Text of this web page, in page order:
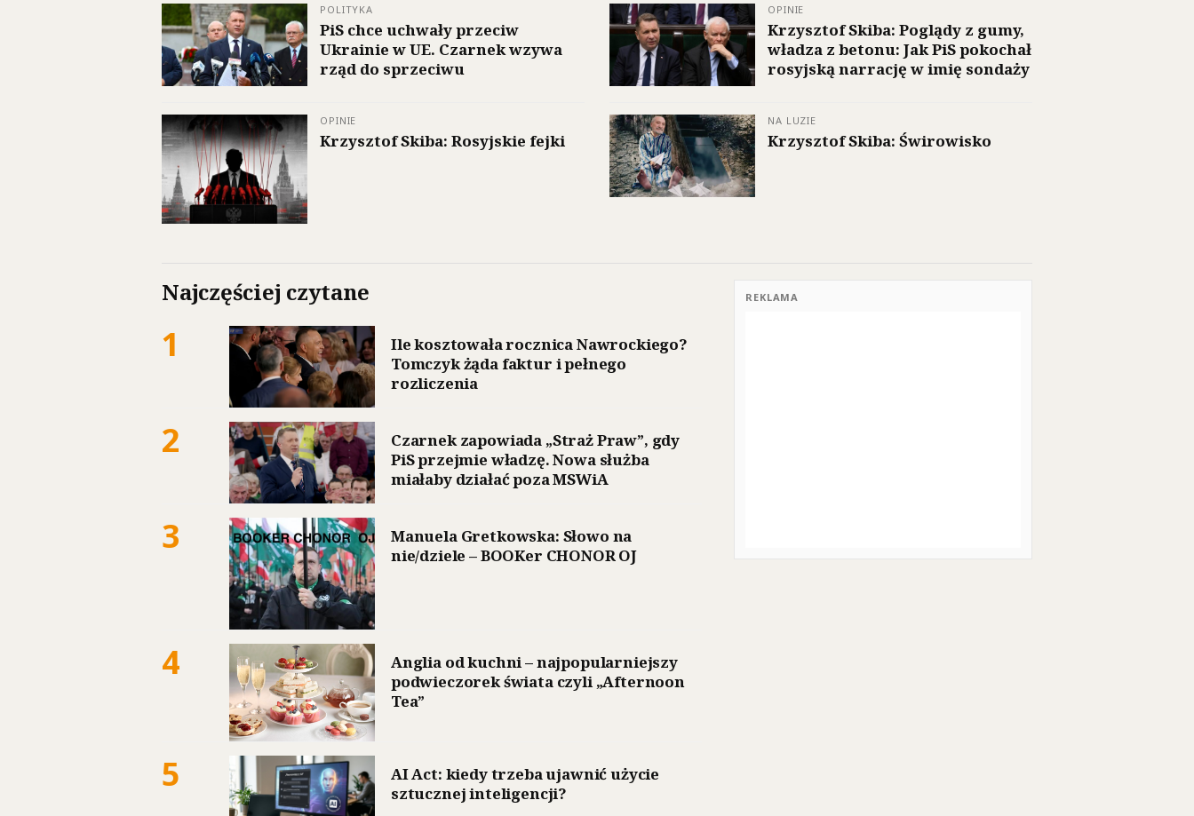
POLITYKA
PiS chce uchwały przeciw
Ukrainie w UE. Czarnek wzywa
rząd do sprzeciwu
OPINIE
Krzysztof Skiba: Poglądy z gumy,
władza z betonu: Jak PiS pokochał
rosyjską narrację w imię sondaży
OPINIE
Krzysztof Skiba: Rosyjskie fejki
NA LUZIE
Krzysztof Skiba: Świrowisko
Najczęściej czytane
1
Ile kosztowała rocznica Nawrockiego?
Tomczyk żąda faktur i pełnego
rozliczenia
2
Czarnek zapowiada „Straż Praw”, gdy
PiS przejmie władzę. Nowa służba
miałaby działać poza MSWiA
3
Manuela Gretkowska: Słowo na
nie/dziele – BOOKer CHONOR OJ
4
Anglia od kuchni – najpopularniejszy
podwieczorek świata czyli „Afternoon
Tea”
5
AI Act: kiedy trzeba ujawnić użycie
sztucznej inteligencji?
REKLAMA